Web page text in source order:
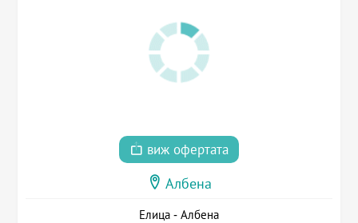
виж офертата
Албена
Елица - Албена